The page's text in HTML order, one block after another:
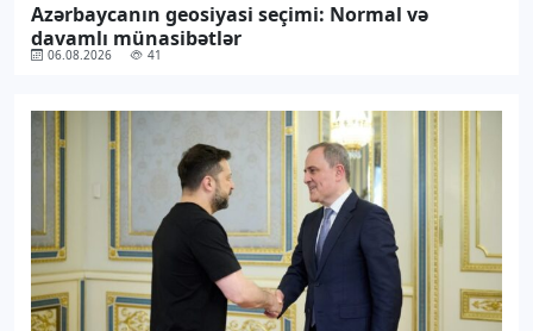
Azərbaycanın geosiyasi seçimi: Normal və
davamlı münasibətlər
06.08.2026 41